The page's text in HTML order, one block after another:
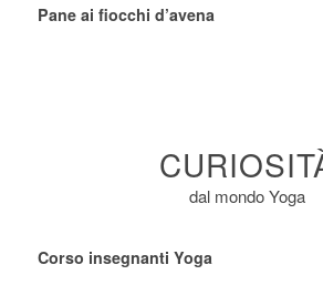
Pane ai fiocchi d’avena
dal mondo Yoga
Corso insegnanti Yoga